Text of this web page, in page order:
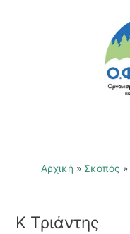
Αρχική Σκοπός
Κ Τριάντης